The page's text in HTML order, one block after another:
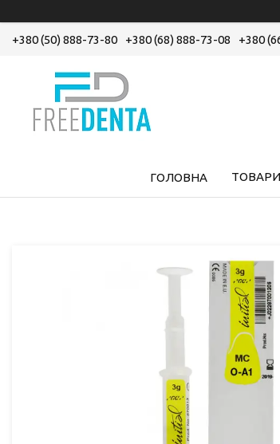
+380 (50) 888-73-80 +380 (68) 888-73-08 +380
ГОЛОВНА